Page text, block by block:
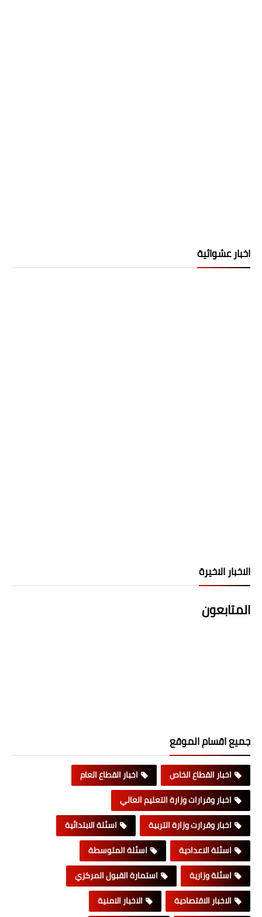
اخبار عشوائية
الاخبار الاخيرة
المتابعون
جميع اقسام الموقع
اخبار القطاع الخاص
اخبار القطاع العام
اخبار وقرارات وزارة التعليم العالي
اخبار وقرارت وزارة التربية
اسئلة الابتدائية
اسئلة الاعدادية
اسئلة المتوسطة
اسئلة وزارية
استمارة القبول المركزي
الاخبار الاقتصادية
الاخبار الامنية